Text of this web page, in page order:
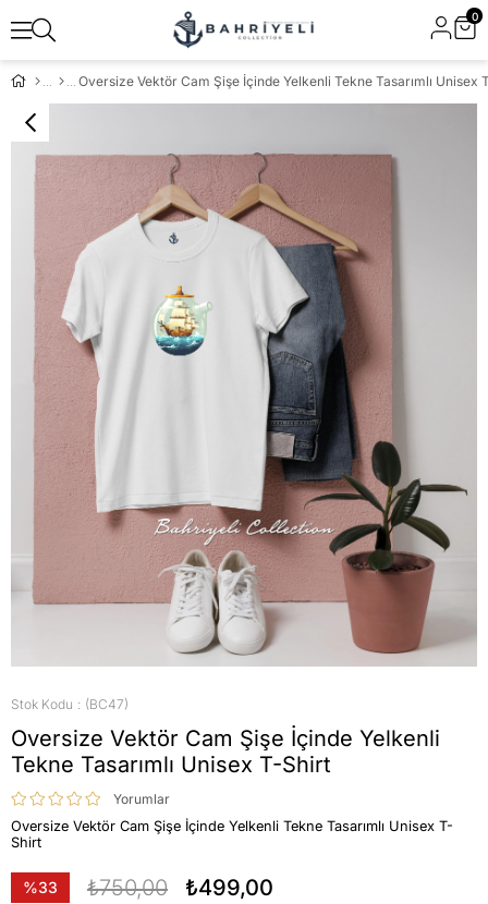
0
Oversize Vektör Cam Şişe İçinde Yelkenli Tekne Tasarımlı Unisex
Stok Kodu (BC47)
Oversize Vektör Cam Şişe İçinde Yelkenli
Tekne Tasarımlı Unisex T-Shirt
Yorumlar
Oversize Vektör Cam Şişe İçinde Yelkenli Tekne Tasarımlı Unisex T-
Shirt
%33
₺750,00 ₺499,00